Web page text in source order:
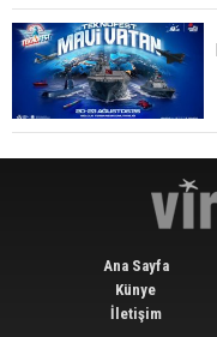
Ana Sayfa
Künye
İletişim